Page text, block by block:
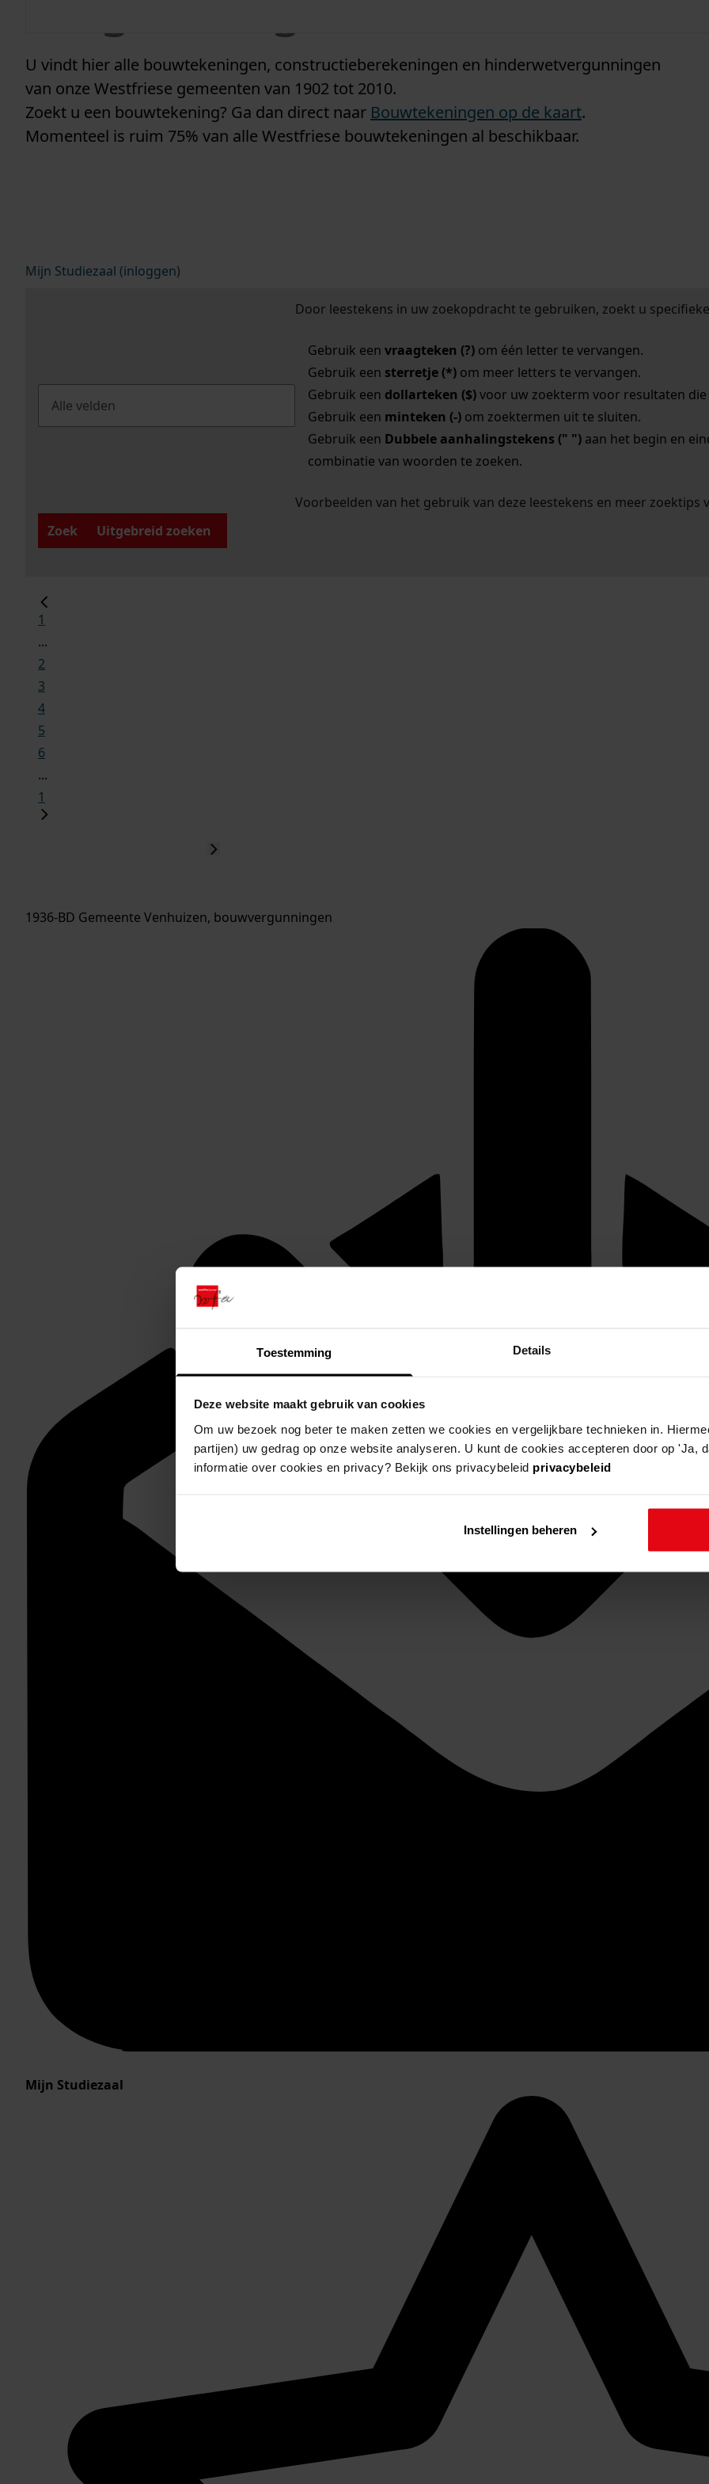
Toestemming Details
Deze website maakt gebruik van cookies
Om uw bezoek nog beter te maken zetten we cookies en vergelijkbare technieken in.
partijen) uw gedrag op onze website analyseren. U kunt de cookies accepteren door op 'Ja,
informatie over cookies en privacy? Bekijk ons privacybeleid privacybeleid
Instellingen beheren
U vindt hier alle bouwtekeningen, constructieberekeningen en hinderwetvergunningen
van onze Westfriese gemeenten van 1902 tot 2010.
Zoekt u een bouwtekening? Ga dan direct naar Bouwtekeningen op de kaart.
Momenteel is ruim 75% van alle Westfriese bouwtekeningen al beschikbaar.
Mijn Studiezaal (inloggen)
Door leestekens in uw zoekopdracht te gebruiken, zoekt u
Gebruik een vraagteken (?)om één letter te vervangen.
Gebruik een sterretje (*)om meer letters te vervangen.
Gebruik een dollarteken ($)voor uw zoekterm voor resultaten die
Gebruik een minteken (-)om zoektermen uit te sluiten.
Gebruik een Dubbele aanhalingstekens (" ")aan het begin en
combinatie van woorden te zoeken.
Voorbeelden van het gebruik van deze leestekens en meer zoektips
Zoek
Uitgebreid zoeken
1
...
2
3
4
5
6
...
1
1936-BD Gemeente Venhuizen, bouwvergunningen
Mijn Studiezaal